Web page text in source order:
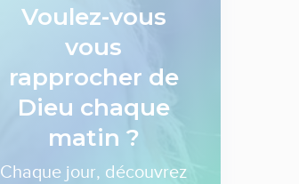
Voulez-vous
vous
rapprocher de
Dieu chaque
matin ?
Chaque jour, découvrez